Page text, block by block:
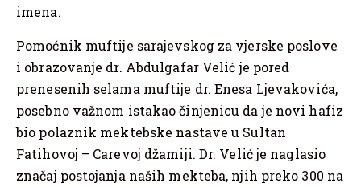
imena.
Pomoćnik muftije sarajevskog za vjerske poslove
i obrazovanje dr. Abdulgafar Velić je pored
prenesenih selama muftije dr. Enesa Ljevakovića,
posebno važnom istakao činjenicu da je novi hafiz
bio polaznik mektebske nastave u Sultan
Fatihovoj – Carevoj džamiji. Dr. Velić je naglasio
značaj postojanja naših mekteba, njih preko 300 na